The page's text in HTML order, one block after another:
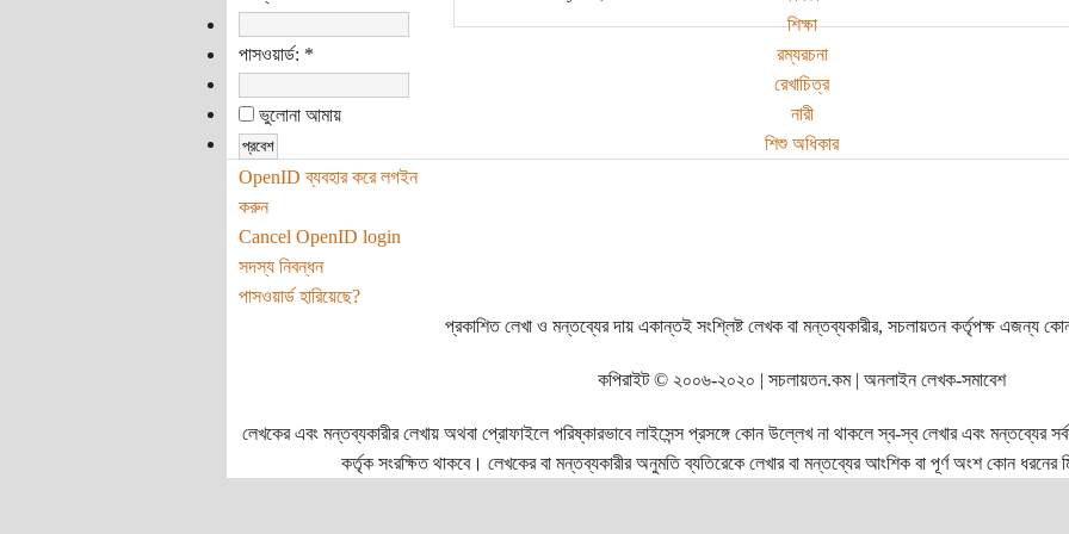
শিক্ষা
রম্যরচনা
রেখাচিত্র
নারী
শিশু অধিকার
পাসওয়ার্ড: *
ভুলোনা আমায়
OpenID ব্যবহার করে লগইন
করুন
Cancel OpenID login
সদস্য নিবন্ধন
পাসওয়ার্ড হারিয়েছে?
প্রকাশিত লেখা ও মন্তব্যের দায় একান্তই সংশ্লিষ্ট লেখক বা মন্তব্যকারীর, সচলায়তন কর্তৃপক্ষ এজন্য
কপিরাইট © ২০০৬-২০২০ | সচলায়তন.কম | অনলাইন লেখক-সমাবেশ
লেখকের এবং মন্তব্যকারীর লেখায় অথবা প্রোফাইলে পরিষ্কারভাবে লাইসেন্স প্রসঙ্গে কোন উল্লেখ না থাকলে স্ব-স্ব লেখার এবং মন্তব্যের
কর্তৃক সংরক্ষিত থাকবে। লেখকের বা মন্তব্যকারীর অনুমতি ব্যতিরেকে লেখার বা মন্তব্যের আংশিক বা পূর্ণ অংশ কোন ধরনের